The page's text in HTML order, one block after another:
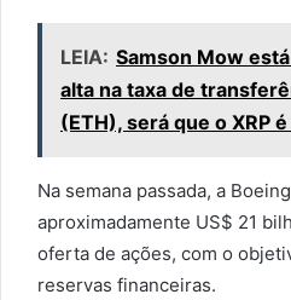
LEIA: Samson Mow
alta na taxa de
(ETH), será que o XRP
Na semana passada, a
aproximadamente US$ 21
oferta de ações, com o
reservas financeiras.